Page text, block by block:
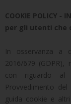
COOKIE POLICY -
per gli utenti che
In osservanza a
2016/679
con riguardo al
Provvedimento
guida cookie e